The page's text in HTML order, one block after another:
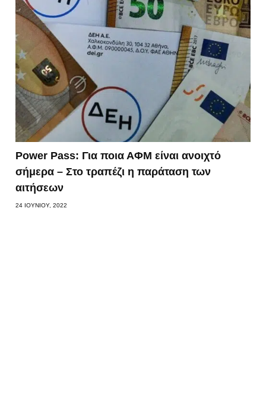
Power Pass: Για ποια ΑΦΜ είναι ανοιχτό
σήμερα – Στο τραπέζι η παράταση των
αιτήσεων
24 ΙΟΥΝΊΟΥ, 2022